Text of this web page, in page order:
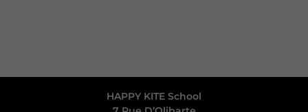
HAPPY KITE School